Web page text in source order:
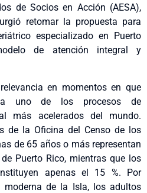
de Socios en Acción (AESA),
retomar la propuesta para
especializado en Puerto
de atención integral y
en momentos en que
uno de los procesos de
más acelerados del mundo.
de la Oficina del Censo de los
de 65 años o más representan
Puerto Rico, mientras que los
apenas el 15 %. Por
de la Isla, los adultos